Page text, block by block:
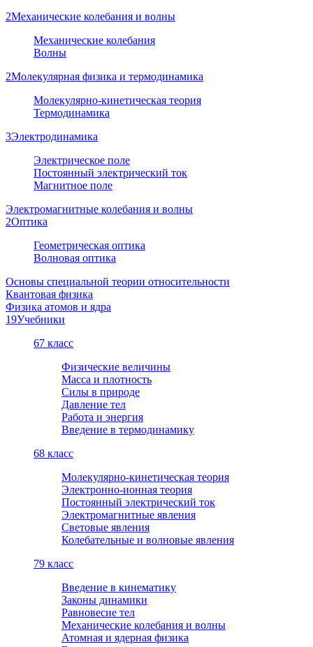
2Механические колебания и волны
Механические колебания
Волны
2Молекулярная физика и термодинамика
Молекулярно-кинетическая теория
Термодинамика
3Электродинамика
Электрическое поле
Постоянный электрический ток
Магнитное поле
Электромагнитные колебания и волны
2Оптика
Геометрическая оптика
Волновая оптика
Основы специальной теории относительности
Квантовая физика
Физика атомов и ядра
19Учебники
67 класс
Физические величины
Масса и плотность
Силы в природе
Давление тел
Работа и энергия
Введение в термодинамику
68 класс
Молекулярно-кинетическая теория
Электронно-ионная теория
Постоянный электрический ток
Электромагнитные явления
Световые явления
Колебательные и волновые явления
79 класс
Введение в кинематику
Законы динамики
Равновесие тел
Механические колебания и волны
Атомная и ядерная физика